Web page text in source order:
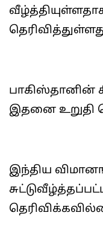
பாகிஸ்தானின்
இதனை உறுதி
இந்திய